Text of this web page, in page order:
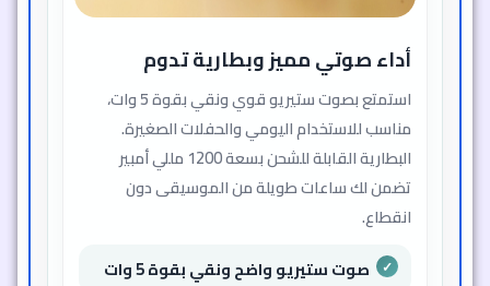
أداء صوتي مميز وبطارية تدوم
استمتع بصوت ستيريو قوي ونقي بقوة 5 وات،
مناسب للاستخدام اليومي والحفلات الصغيرة.
البطارية القابلة للشحن بسعة 1200 مللي أمبير
تضمن لك ساعات طويلة من الموسيقى دون
انقطاع.
صوت ستيريو واضح ونقي بقوة 5 وات